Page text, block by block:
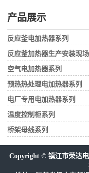
产品展示
反应釜电加热器系列
反应釜加热器生产安装现场
空气电加热器系列
预热热处理电加热器系列
电厂专用电加热器系列
温度控制柜系列
桥架母线系列
Copyright © 镇江市荣达